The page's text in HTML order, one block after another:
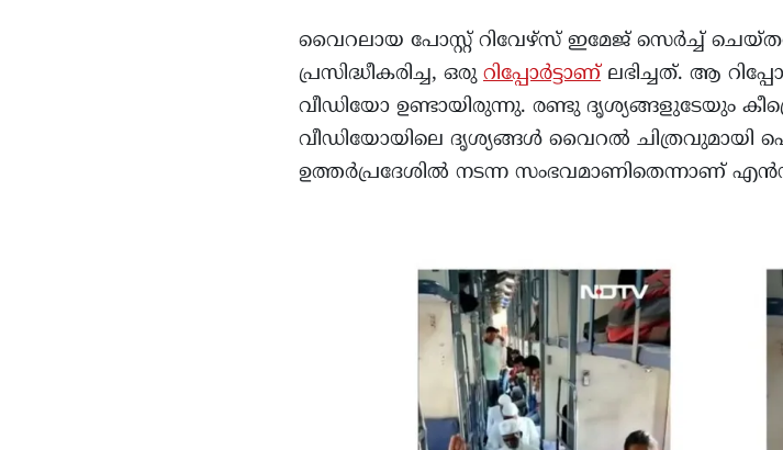
വൈറലായ പോസ്റ്റ് റിവേഴ്‌സ് ഇമേജ് സെർച്ച്
പ്രസിദ്ധീകരിച്ച, ഒരു റിപ്പോർട്ടാണ്ലഭിച്ചത്. ആ
വീഡിയോ ഉണ്ടായിരുന്നു. രണ്ടു ദൃശ്യങ്ങളുടേയും
വീഡിയോയിലെ ദൃശ്യങ്ങൾ വൈറൽ ചിത്രവുമായി
ഉത്തർപ്രദേശിൽ നടന്ന സംഭവമാണിതെന്നാണ്